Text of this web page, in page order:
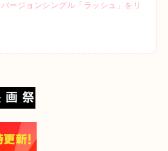
ージョンシングル「ラッシュ」をリ